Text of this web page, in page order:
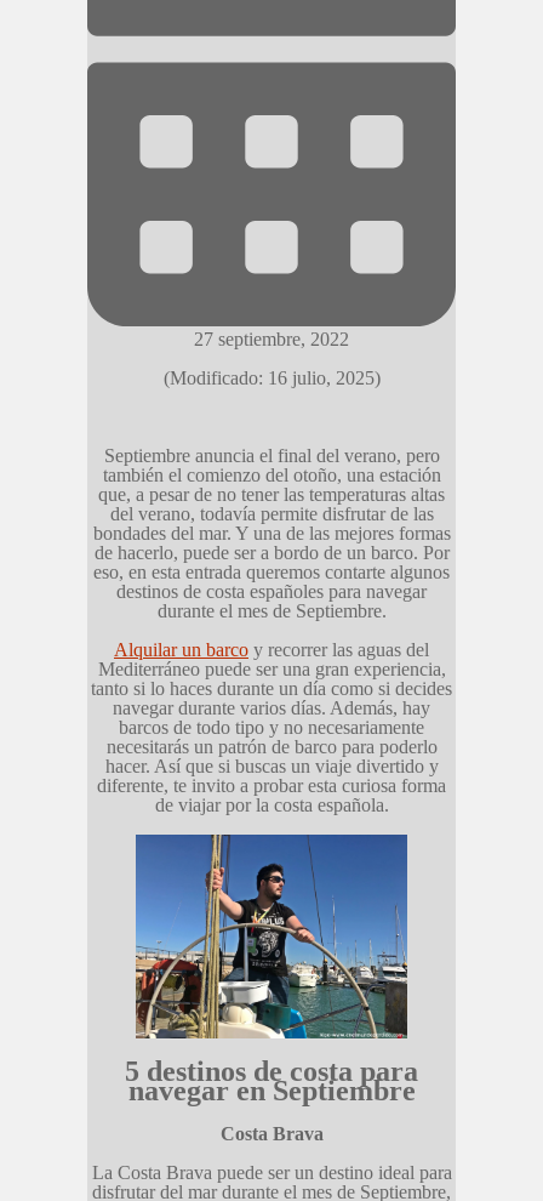
27 septiembre, 2022
(Modificado: 16 julio, 2025)
Septiembre anuncia el final del verano, pero
también el comienzo del otoño, una estación
que, a pesar de no tener las temperaturas altas
del verano, todavía permite disfrutar de las
bondades del mar. Y una de las mejores formas
de hacerlo, puede ser a bordo de un barco. Por
eso, en esta entrada queremos contarte algunos
destinos de costa españoles para navegar
durante el mes de Septiembre.
Alquilar un barco y recorrer las aguas del
Mediterráneo puede ser una gran experiencia,
tanto si lo haces durante un día como si decides
navegar durante varios días. Además, hay
barcos de todo tipo y no necesariamente
necesitarás un patrón de barco para poderlo
hacer. Así que si buscas un viaje divertido y
diferente, te invito a probar esta curiosa forma
de viajar por la costa española.
5 destinos de costa para
navegar en Septiembre
Costa Brava
La Costa Brava puede ser un destino ideal para
disfrutar del mar durante el mes de Septiembre,